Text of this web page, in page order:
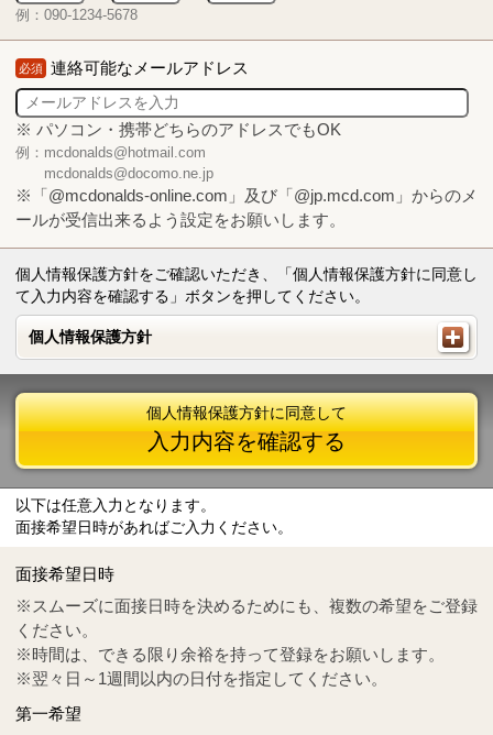
例：090-1234-5678
必須 連絡可能なメールアドレス
※ パソコン・携帯どちらのアドレスでもOK
例：mcdonalds@hotmail.com
mcdonalds@docomo.ne.jp
※「@mcdonalds-online.com」及び「@jp.mcd.com」からのメ
ールが受信出来るよう設定をお願いします。
個人情報保護方針をご確認いただき、「個人情報保護方針に同意し
て入力内容を確認する」ボタンを押してください。
個人情報保護方針
個人情報保護方針
Tel
0570-55-0314
個人情報保護方針に同意して
入力内容を確認する
以下は任意入力となります。
面接希望日時があればご入力ください。
面接希望日時
※スムーズに面接日時を決めるためにも、複数の希望をご登録
ください。
※時間は、できる限り余裕を持って登録をお願いします。
※翌々日～1週間以内の日付を指定してください。
第一希望